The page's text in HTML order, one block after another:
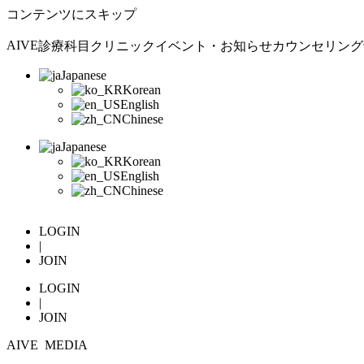
コンテンツにスキップ
AIVE診療科目 クリニックイベント・お知らせカウンセリン
Japanese
Korean
English
Chinese
Japanese
Korean
English
Chinese
LOGIN
|
JOIN
LOGIN
|
JOIN
AIVE MEDIA